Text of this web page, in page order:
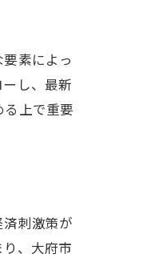
素によっ
し、最新
上で重要
刺激策が
、大府市